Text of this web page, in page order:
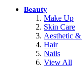
Beauty
Make Up
Skin Care
Aesthetic
Hair
Nails
View All